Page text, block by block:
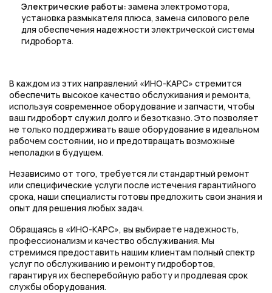
Электрические работы: замена электромотора,
установка размыкателя плюса, замена силового реле
для обеспечения надежности электрической системы
гидроборта.
В каждом из этих направлений «ИНО-КАРС» стремится
обеспечить высокое качество обслуживания и ремонта,
используя современное оборудование и запчасти, чтобы
ваш гидроборт служил долго и безотказно. Это позволяет
не только поддерживать ваше оборудование в идеальном
рабочем состоянии, но и предотвращать возможные
неполадки в будущем.
Независимо от того, требуется ли стандартный ремонт
или специфические услуги после истечения гарантийного
срока, наши специалисты готовы предложить свои знания и
опыт для решения любых задач.
Обращаясь в «ИНО-КАРС», вы выбираете надежность,
профессионализм и качество обслуживания. Мы
стремимся предоставить нашим клиентам полный спектр
услуг по обслуживанию и ремонту гидробортов,
гарантируя их бесперебойную работу и продлевая срок
службы оборудования.